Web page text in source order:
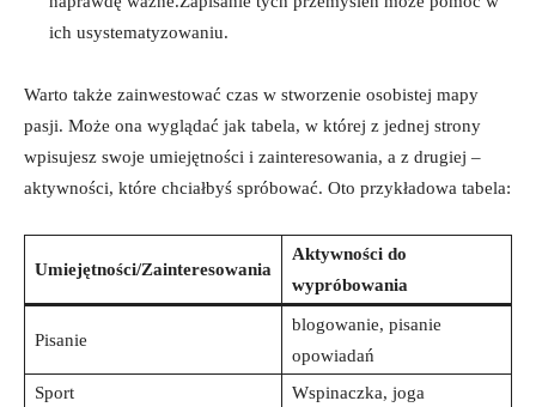
ich usystematyzowaniu.
Warto także zainwestować czas w⁤ stworzenie osobistej mapy
pasji. Może⁢ ona ​wyglądać jak tabela, w której z jednej strony
wpisujesz swoje umiejętności i zainteresowania, a z ​drugiej –
aktywności, które⁢ chciałbyś spróbować. Oto‌ przykładowa tabela:
Umiejętności/Zainteresowania
Aktywności do
wypróbowania
Pisanie
blogowanie, pisanie
opowiadań
Sport
Wspinaczka, ‌joga